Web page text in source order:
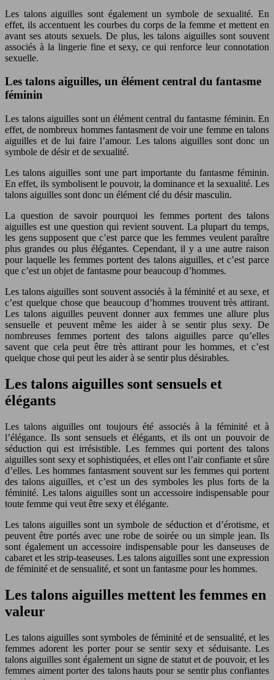
Les talons aiguilles sont également un symbole de sexualité. En
effet, ils accentuent les courbes du corps de la femme et mettent en
avant ses atouts sexuels. De plus, les talons aiguilles sont souvent
associés à la lingerie fine et sexy, ce qui renforce leur connotation
sexuelle.
Les talons aiguilles, un élément central du fantasme
féminin
Les talons aiguilles sont un élément central du fantasme féminin. En
effet, de nombreux hommes fantasment de voir une femme en talons
aiguilles et de lui faire l’amour. Les talons aiguilles sont donc un
symbole de désir et de sexualité.
Les talons aiguilles sont une part importante du fantasme féminin.
En effet, ils symbolisent le pouvoir, la dominance et la sexualité. Les
talons aiguilles sont donc un élément clé du désir masculin.
La question de savoir pourquoi les femmes portent des talons
aiguilles est une question qui revient souvent. La plupart du temps,
les gens supposent que c’est parce que les femmes veulent paraître
plus grandes ou plus élégantes. Cependant, il y a une autre raison
pour laquelle les femmes portent des talons aiguilles, et c’est parce
que c’est un objet de fantasme pour beaucoup d’hommes.
Les talons aiguilles sont souvent associés à la féminité et au sexe, et
c’est quelque chose que beaucoup d’hommes trouvent très attirant.
Les talons aiguilles peuvent donner aux femmes une allure plus
sensuelle et peuvent même les aider à se sentir plus sexy. De
nombreuses femmes portent des talons aiguilles parce qu’elles
savent que cela peut être très attirant pour les hommes, et c’est
quelque chose qui peut les aider à se sentir plus désirables.
Les talons aiguilles sont sensuels et
élégants
Les talons aiguilles ont toujours été associés à la féminité et à
l’élégance. Ils sont sensuels et élégants, et ils ont un pouvoir de
séduction qui est irrésistible. Les femmes qui portent des talons
aiguilles sont sexy et sophistiquées, et elles ont l’air confiante et sûre
d’elles. Les hommes fantasment souvent sur les femmes qui portent
des talons aiguilles, et c’est un des symboles les plus forts de la
féminité. Les talons aiguilles sont un accessoire indispensable pour
toute femme qui veut être sexy et élégante.
Les talons aiguilles sont un symbole de séduction et d’érotisme, et
peuvent être portés avec une robe de soirée ou un simple jean. Ils
sont également un accessoire indispensable pour les danseuses de
cabaret et les strip-teaseuses. Les talons aiguilles sont une expression
de féminité et de sensualité, et sont un fantasme pour les hommes.
Les talons aiguilles mettent les femmes en
valeur
Les talons aiguilles sont symboles de féminité et de sensualité, et les
femmes adorent les porter pour se sentir sexy et séduisante. Les
talons aiguilles sont également un signe de statut et de pouvoir, et les
femmes aiment porter des talons hauts pour se sentir plus confiantes